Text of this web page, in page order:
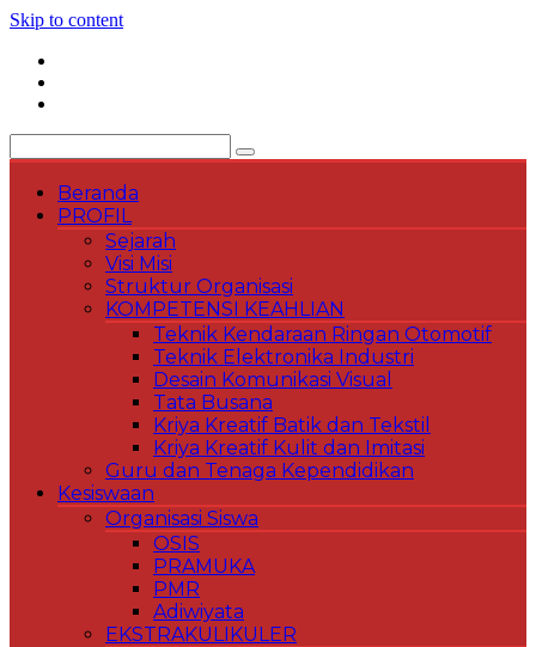
Skip to content
Beranda
PROFIL
Sejarah
Visi Misi
Struktur Organisasi
KOMPETENSI KEAHLIAN
Teknik Kendaraan Ringan Otomotif
Teknik Elektronika Industri
Desain Komunikasi Visual
Tata Busana
Kriya Kreatif Batik dan Tekstil
Kriya Kreatif Kulit dan Imitasi
Guru dan Tenaga Kependidikan
Kesiswaan
Organisasi Siswa
OSIS
PRAMUKA
PMR
Adiwiyata
EKSTRAKULIKULER